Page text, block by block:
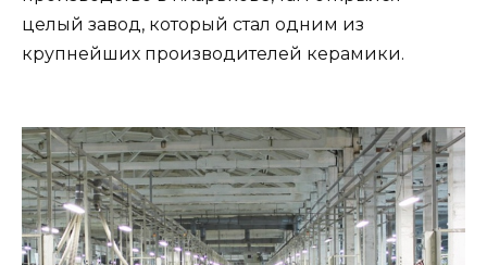
целый завод, который стал одним из
крупнейших производителей керамики.